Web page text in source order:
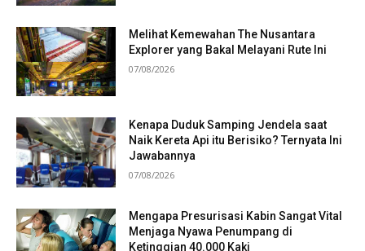
Melihat Kemewahan The Nusantara
Explorer yang Bakal Melayani Rute Ini
07/08/2026
Kenapa Duduk Samping Jendela saat
Naik Kereta Api itu Berisiko? Ternyata Ini
Jawabannya
07/08/2026
Mengapa Presurisasi Kabin Sangat Vital
Menjaga Nyawa Penumpang di
Ketinggian 40.000 Kaki